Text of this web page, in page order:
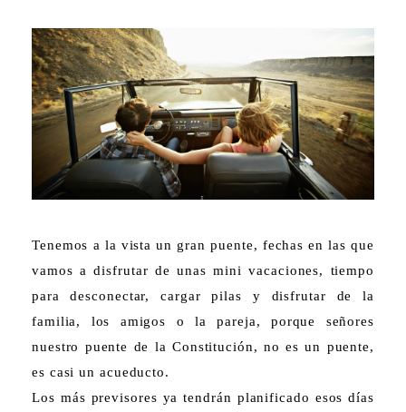
Tenemos a la vista un gran puente, fechas en las que
vamos a disfrutar de unas mini vacaciones, tiempo
para desconectar, cargar pilas y disfrutar de la
familia, los amigos o la pareja, porque señores
nuestro puente de la Constitución, no es un puente,
es casi un acueducto.
Los más previsores ya tendrán planificado esos días